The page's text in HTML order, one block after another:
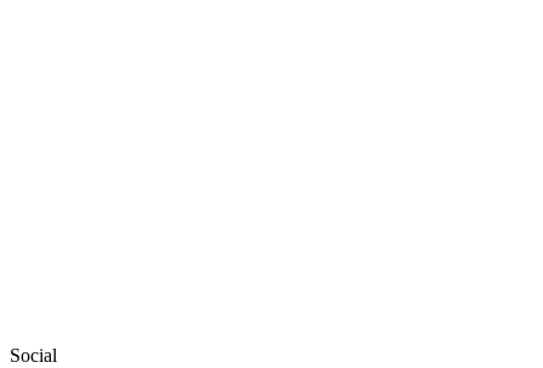
Social